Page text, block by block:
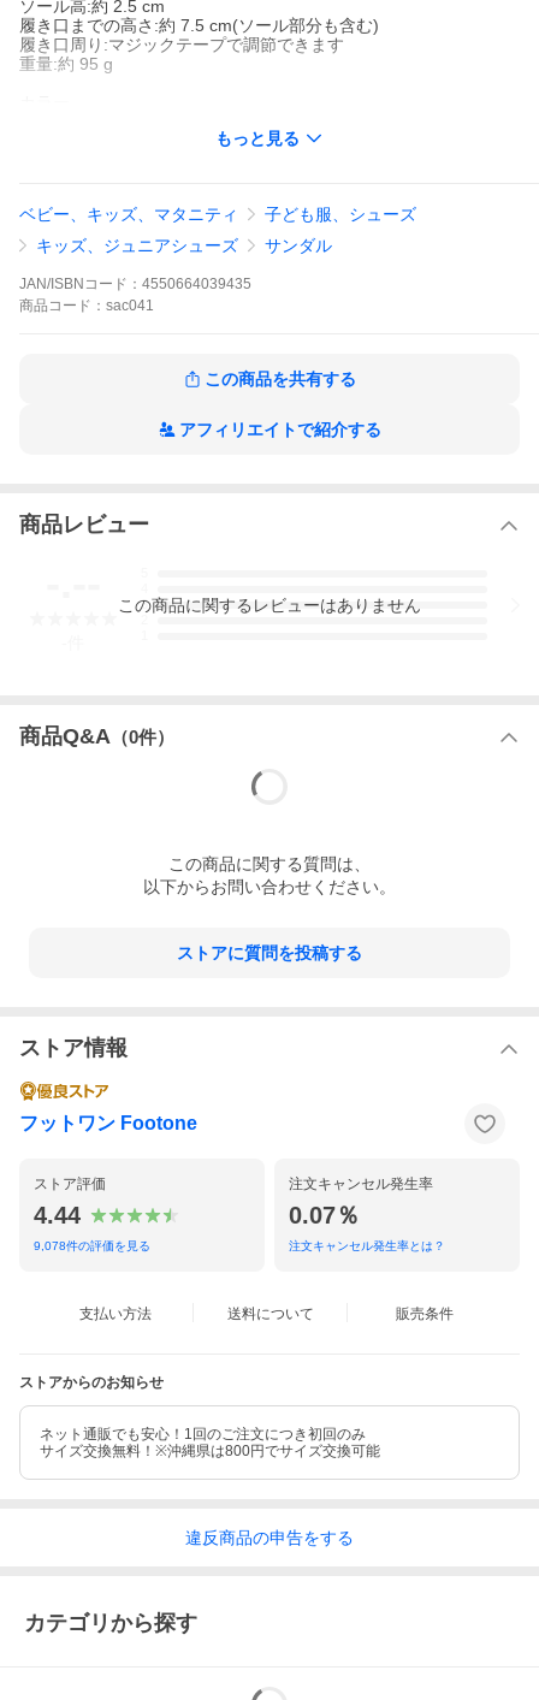
ソール高:約 2.5 cm
履き口までの高さ:約 7.5 cm(ソール部分も含む)
履き口周り:マジックテープで調節できます
重量:約 95 g
ピンク[マイメロディ] 桃色
おすすめのサイズ:細身、普通の方→「標準サイズ」
甲高、幅広の方→「標準サイズ」
こちらのアイテムの足入れは標準です。
サンリオのキッズサマーシューズです。ホワイトは「シナモロー
ル」です。つま先を覆うことで、お子様の足を衝撃などから守
リボンも可愛いポイントです。重さは16.0cmで片足約95gです。
もっと見る
ベビー、キッズ、マタニティ
子ども服、シューズ
キッズ、ジュニアシューズ
サンダル
JAN/ISBNコード： 4550664039435
商品 コード： sac041
この商品を共有する
アフィリエイトで紹介する
商品レビュー
3
この商品に関するレビューはありません
商品Q&A （0件）
この商品に関する質問は、
以下からお問い合わせください。
ストアに質問を投稿する
ストア情報
フットワン Footone
ストア評価
4.44
9,078件の評価を見る
注文キャンセル発生率
0.07％
注文キャンセル発生率とは？
支払い方法 送料について 販売条件
ストアからのお知らせ
ネット通販でも安心！1回のご注文につき初回のみ
サイズ交換無料！※沖縄県は800円でサイズ交換可能
違反商品の申告をする
カテゴリから探す